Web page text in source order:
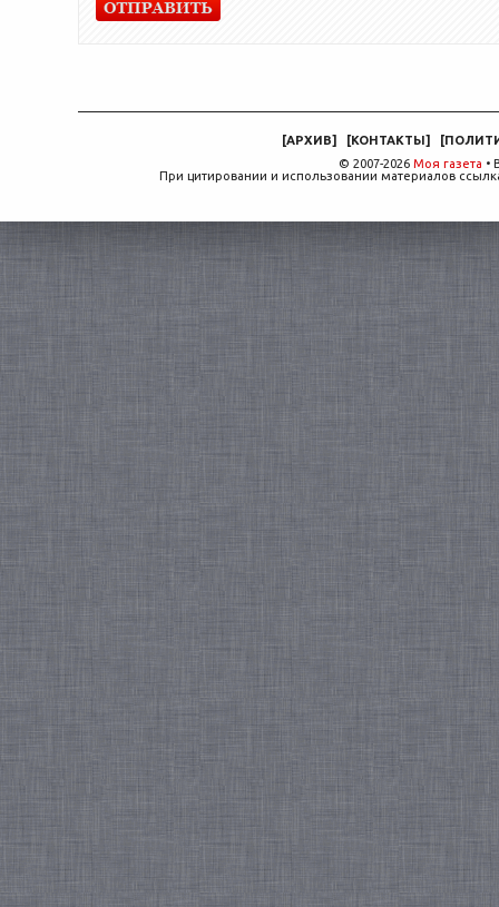
[АРХИВ] [КОНТАКТЫ] [
© 2007-2026 Моя газета •
При цитировании и использовании материалов